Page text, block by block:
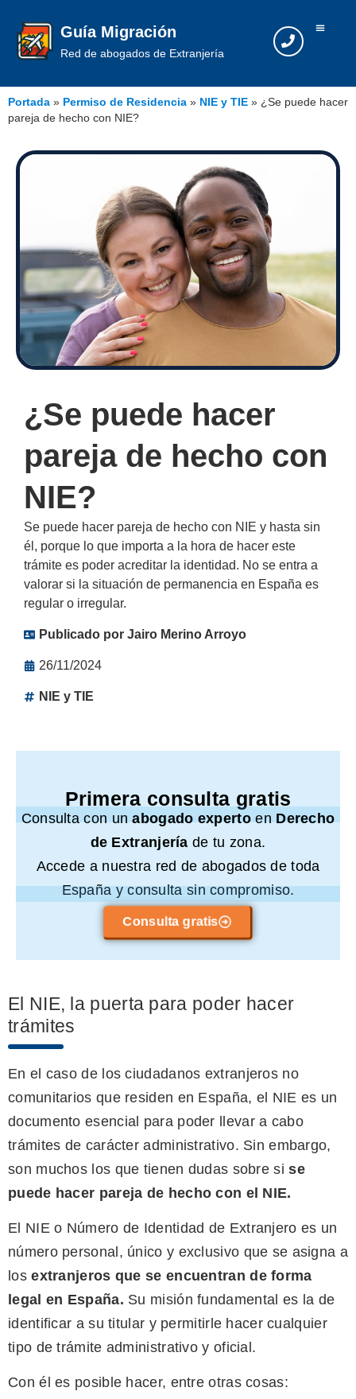
Guía Migración
Red de abogados de Extranjería
Portada » Permiso de Residencia » NIE y TIE » ¿Se puede hacer
pareja de hecho con NIE?
¿Se puede hacer
pareja de hecho con
NIE?
Se puede hacer pareja de hecho con NIE y hasta sin
él, porque lo que importa a la hora de hacer este
trámite es poder acreditar la identidad. No se entra a
valorar si la situación de permanencia en España es
regular o irregular.
Publicado por Jairo Merino Arroyo
26/11/2024
NIE y TIE
Primera consulta gratis
Consulta con unabogado expertoen Derecho
de Extranjeríade tu zona.
Accede a nuestra red de abogados de toda
España y consulta sin compromiso.
Consulta gratis
El NIE, la puerta para poder hacer
trámites
En el caso de los ciudadanos extranjeros no
comunitarios que residen en España, el NIE es un
documento esencial para poder llevar a cabo
trámites de carácter administrativo. Sin embargo,
son muchos los que tienen dudas sobre sise
puede hacer pareja de hecho con el NIE.
El NIE o Número de Identidad de Extranjero es un
número personal, único y exclusivo que se asigna a
losextranjeros que se encuentran de forma
legal en España. Su misión fundamental es la de
identificar a su titular y permitirle hacer cualquier
tipo de trámite administrativo y oficial.
Con él es posible hacer, entre otras cosas: